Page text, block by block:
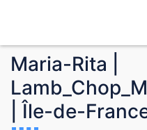
Maria-Rita |
| Île-de-